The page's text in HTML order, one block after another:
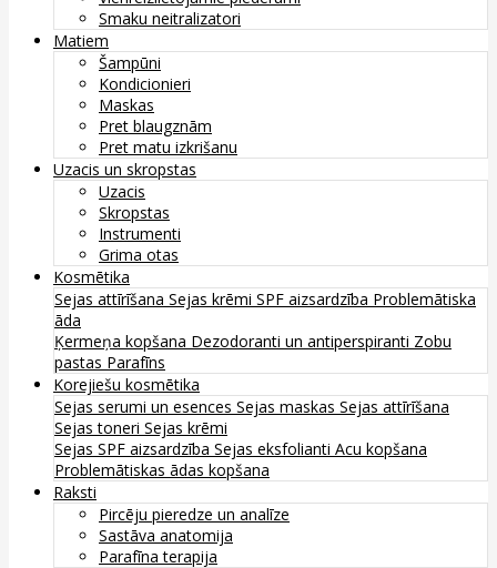
Smaku neitralizatori
Matiem
Šampūni
Kondicionieri
Maskas
Pret blaugznām
Pret matu izkrišanu
Uzacis un skropstas
Uzacis
Skropstas
Instrumenti
Grima otas
Kosmētika
Sejas attīrīšana Sejas krēmi SPF aizsardzība Problemātiska
āda
Ķermeņa kopšana Dezodoranti un antiperspiranti Zobu
pastas Parafīns
Korejiešu kosmētika
Sejas serumi un esences Sejas maskas Sejas attīrīšana
Sejas toneri Sejas krēmi
Sejas SPF aizsardzība Sejas eksfolianti Acu kopšana
Problemātiskas ādas kopšana
Raksti
Pircēju pieredze un analīze
Sastāva anatomija
Parafīna terapija